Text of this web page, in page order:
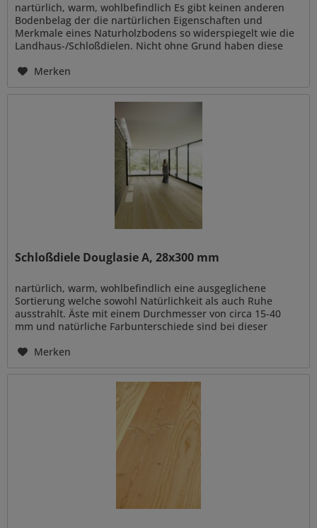
nartürlich, warm, wohlbefindlich Es gibt keinen anderen
Bodenbelag der die nartürlichen Eigenschaften und
Merkmale eines Naturholzbodens so widerspiegelt wie die
Landhaus-/Schloßdielen. Nicht ohne Grund haben diese
Merken
Schloßdiele Douglasie A, 28x300 mm
nartürlich, warm, wohlbefindlich eine ausgeglichene
Sortierung welche sowohl Natürlichkeit als auch Ruhe
ausstrahlt. Äste mit einem Durchmesser von circa 15-40
mm und natürliche Farbunterschiede sind bei dieser
Merken